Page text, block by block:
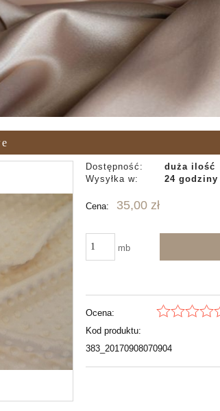
Dostępność:
duża ilość
Wysyłka w:
24 godziny
Cena: 35,00 zł
mb
Ocena:
Kod produktu:
383_20170908070904